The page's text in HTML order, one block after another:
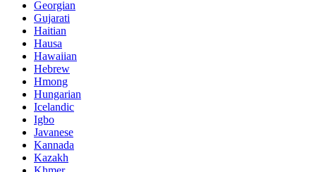
Georgian
Gujarati
Haitian
Hausa
Hawaiian
Hebrew
Hmong
Hungarian
Icelandic
Igbo
Javanese
Kannada
Kazakh